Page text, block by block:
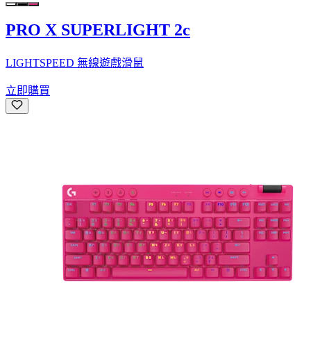
PRO X SUPERLIGHT 2c
LIGHTSPEED 無線遊戲滑鼠
立即購買